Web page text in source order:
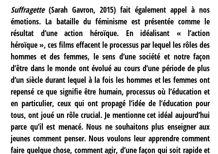
Suffragette(Sarah Gavron, 2015) fait également appel à nos
émotions. La bataille du féminisme est présentée comme le
résultat d’une action héroïque. En idéalisant « l’action
héroïque », ces films effacent le processus par lequel les rôles des
hommes et des femmes, le sens d’une société et notre façon
d’être dans le monde ont évolué au cours d’une période de plus
d’un siècle durant lequel à la fois les hommes et les femmes ont
repensé ce que signifie être humain, processus où l’éducation et
en particulier, ceux qui ont propagé l’idée de l’éducation pour
tous, ont joué un rôle crucial. Je mentionne cet idéal aujourd’hui
parce qu’il est menacé. Nous ne souhaitons plus enseigner aux
jeunes comment penser. Nous voulons leur apprendre comment
faire quelque chose, comment agir, d’une façon qui soit rapide et